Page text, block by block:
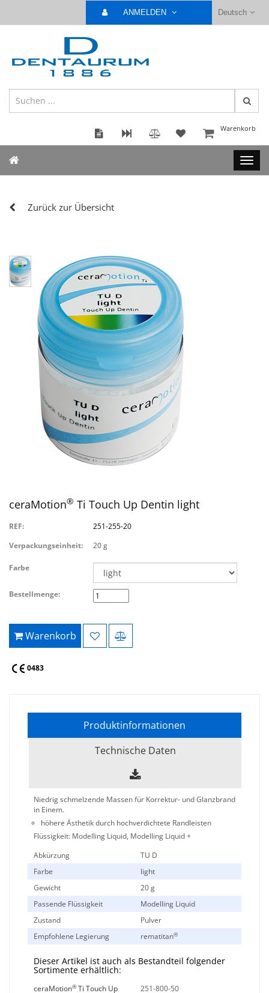
Deutsch
ANMELDEN
Warenkorb
Zurück zur Übersicht
ceraMotion® Ti Touch Up Dentin light
REF:
251-255-20
Verpackungseinheit:
20 g
Farbe
Bestellmenge:
Warenkorb
0483
Produktinformationen
Technische Daten
Niedrig schmelzende Massen für Korrektur- und Glanzbrand
in Einem.
höhere Ästhetik durch hochverdichtete Randleisten
Flüssigkeit: Modelling Liquid, Modelling Liquid +
Abkürzung
TU D
Farbe
light
Gewicht
20 g
Passende Flüssigkeit
Modelling Liquid
Zustand
Pulver
Empfohlene Legierung
rematitan®
Dieser Artikel ist auch als Bestandteil folgender
Sortimente erhältlich:
ceraMotion® Ti Touch Up
251-800-50